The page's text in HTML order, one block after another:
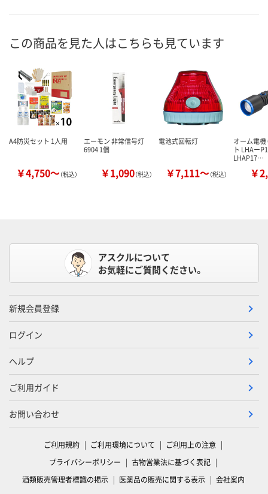
この商品を見た人はこちらも見ています
A4防災セット 1人用
￥4,750～（税込）
エーモン 非常信号灯
6904 1個
￥1,090（税込）
電池式回転灯
￥7,111～（税込）
オーム電機
ト LHAー
LHAP17…
￥
アスクルについて
お気軽にご質問ください。
新規会員登録
ログイン
ヘルプ
ご利用ガイド
お問い合わせ
ご利用規約 ご利用環境について
ご利用上の注意
プライバシーポリシー
古物営業法に基づく表記
酒類販売管理者標識の掲示
医薬品の販売に関する表示 会社案内